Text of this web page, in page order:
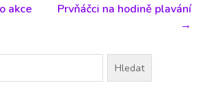
akce
Prvňáčci na hodině plavání
→